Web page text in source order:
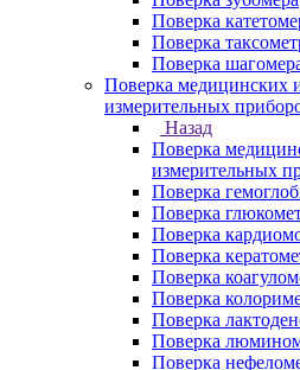
Поверка
Поверка
Поверка
Поверка медицинских
измерительных
Назад
Поверка
измерительных
Поверка
Поверка
Поверка
Поверка
Поверка
Поверка
Поверка
Поверка
Поверка